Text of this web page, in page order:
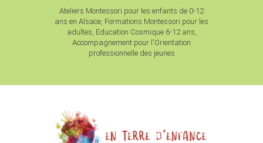
Ateliers Montessori pour les enfants de 0-12
ans en Alsace, Formations Montessori pour les
adultes, Education Cosmique 6-12 ans,
Accompagnement pour l'Orientation
professionnelle des jeunes